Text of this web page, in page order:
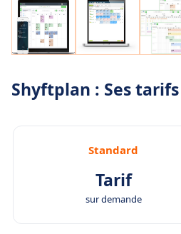
Shyftplan : Ses tarifs
Standard
Tarif
sur demande